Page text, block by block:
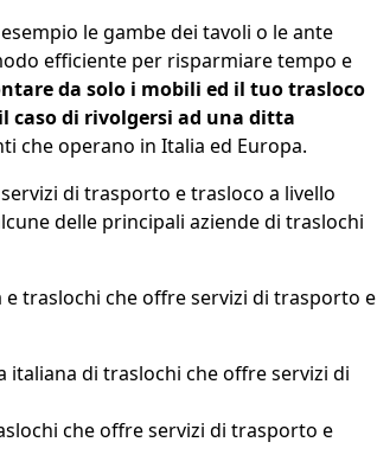
le gambe dei tavoli o le ante
efficiente per risparmiare tempo e
da solo i mobili ed il tuo trasloco
caso di rivolgersi ad una ditta
che operano in Italia ed Europa.
di trasporto e trasloco a livello
delle principali aziende di traslochi
e traslochi che offre servizi di trasporto e
italiana di traslochi che offre servizi di
che offre servizi di trasporto e